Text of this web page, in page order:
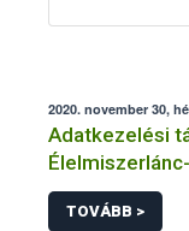
2020. november 30,
Adatkezelési
ellenőrzés
TOVÁBB >